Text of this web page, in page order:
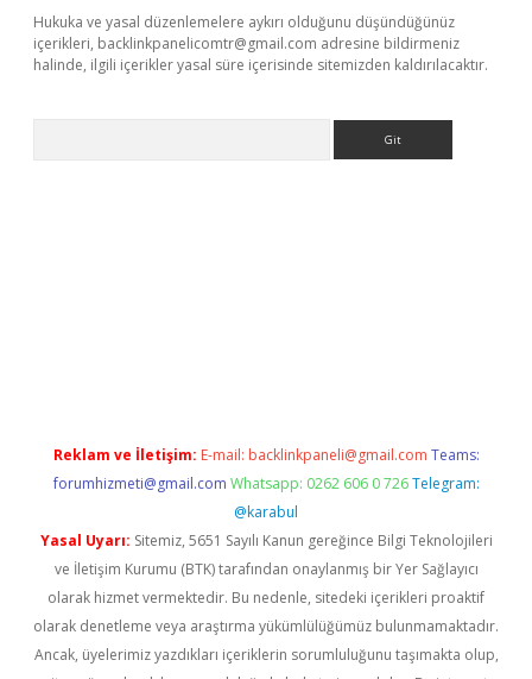
Hukuka ve yasal düzenlemelere aykırı olduğunu düşündüğünüz
içerikleri, backlinkpanelicomtr@gmail.com adresine bildirmeniz
halinde, ilgili içerikler yasal süre içerisinde sitemizden kaldırılacaktır.
Reklam ve İletişim: E-mail: backlinkpaneli@gmail.com Teams:
forumhizmeti@gmail.com Whatsapp: 0262 606 0 726 Telegram:
@karabul
Yasal Uyarı: Sitemiz, 5651 Sayılı Kanun gereğince Bilgi Teknolojileri
ve İletişim Kurumu (BTK) tarafından onaylanmış bir Yer Sağlayıcı
olarak hizmet vermektedir. Bu nedenle, sitedeki içerikleri proaktif
olarak denetleme veya araştırma yükümlülüğümüz bulunmamaktadır.
Ancak, üyelerimiz yazdıkları içeriklerin sorumluluğunu taşımakta olup,